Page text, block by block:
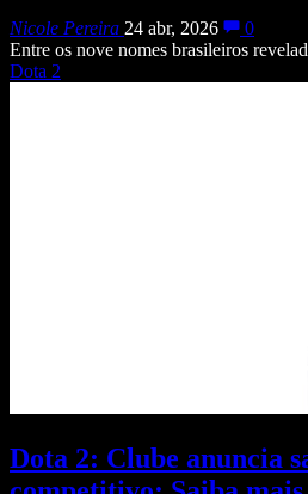
Nicole Pereira 24 abr, 2026
0
Entre os nove nomes brasileiros
Dota 2
Dota 2: Clube anuncia